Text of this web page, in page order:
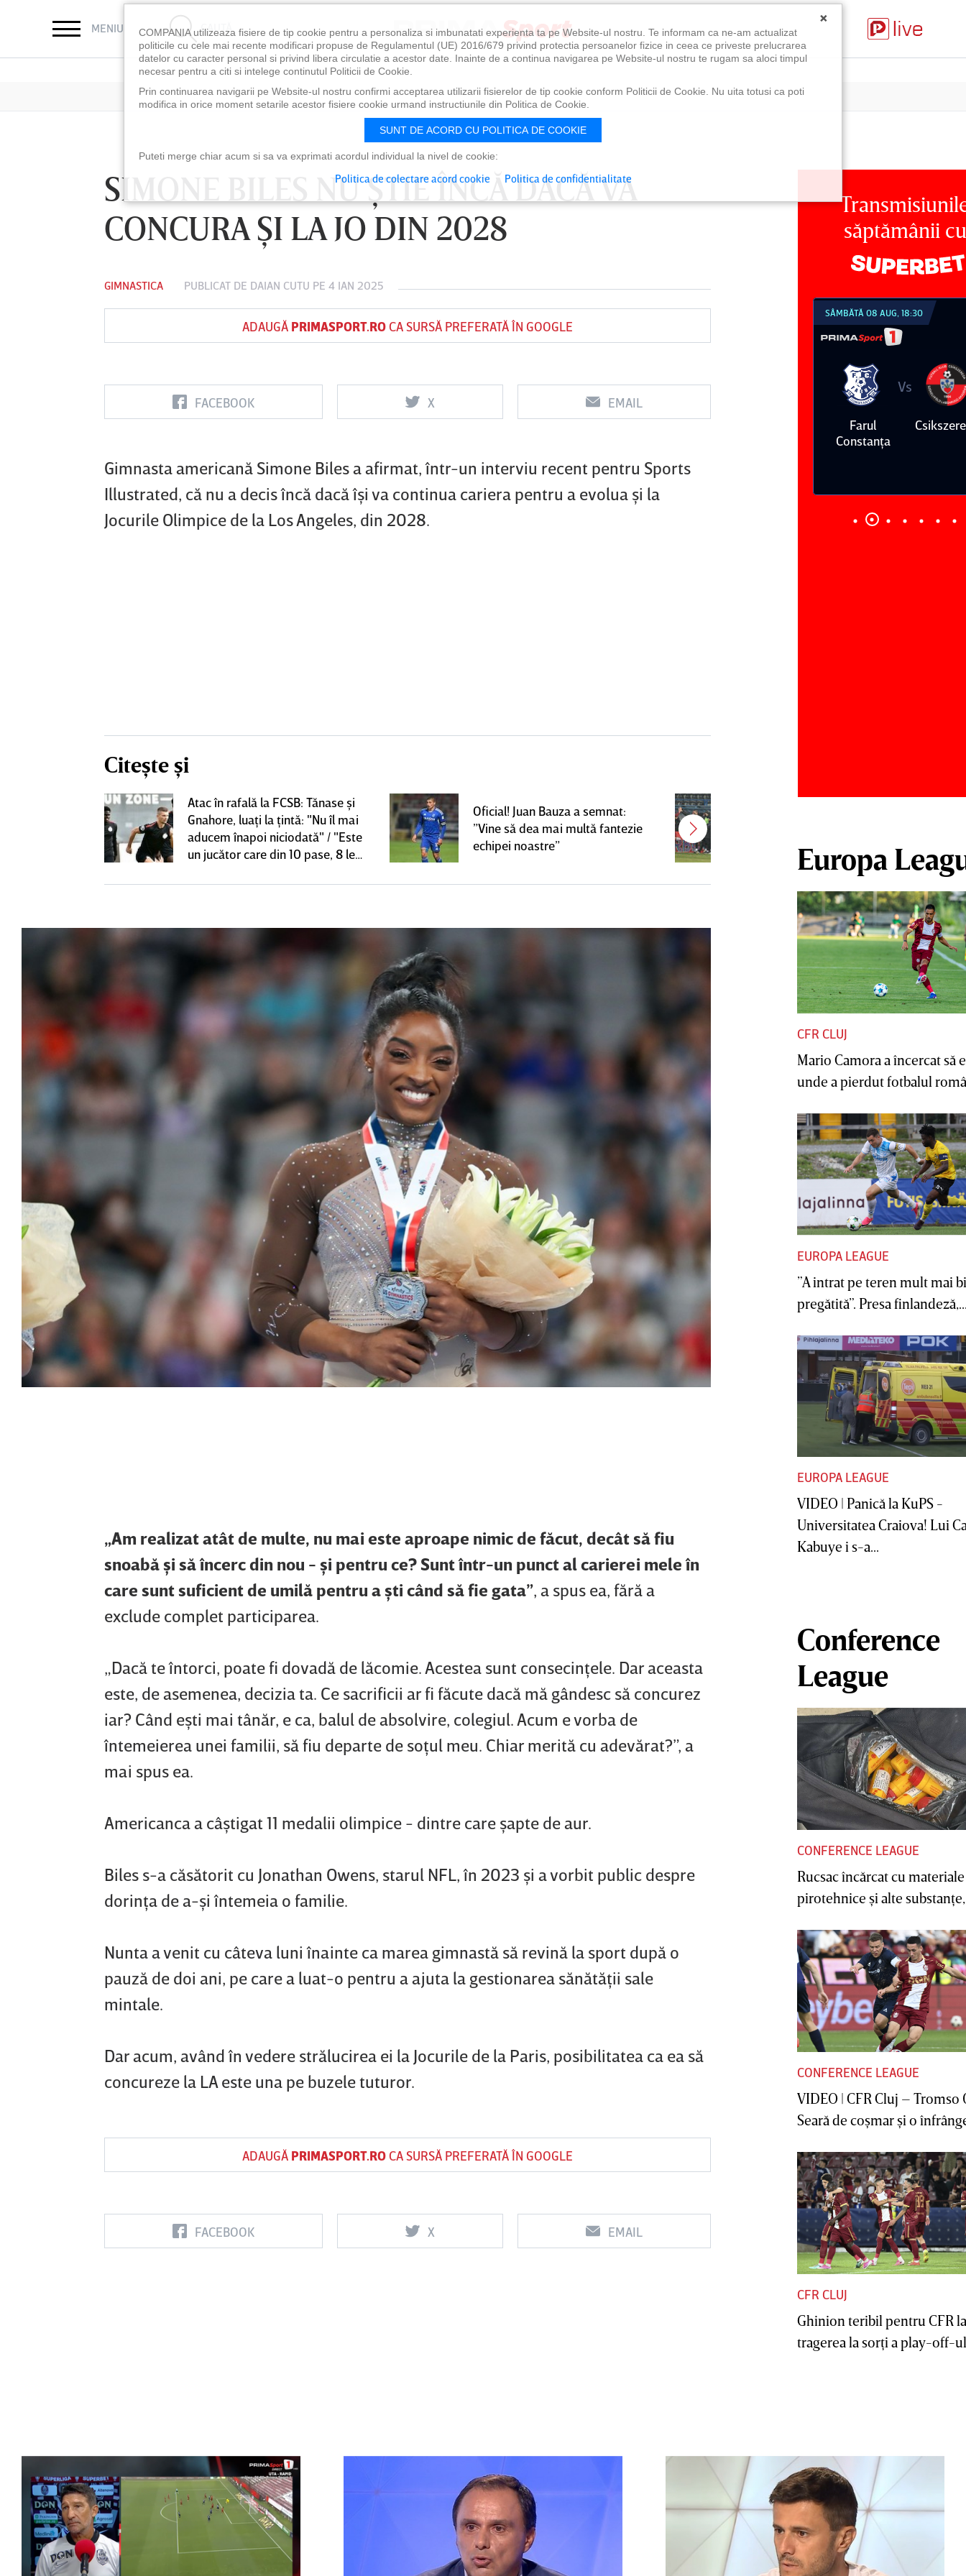
MENIU CAUTĂ
SIMONE BILES NU ŞTIE ÎNCĂ DACĂ VA
CONCURA ŞI LA JO DIN 2028
GIMNASTICA PUBLICAT DE DAIAN CUTU PE 4 IAN 2025
ADAUGĂ PRIMASPORT.ROCA SURSĂ PREFERATĂ ÎN GOOGLE
FACEBOOK X EMAIL
Gimnasta americană Simone Biles a afirmat, într-un interviu recent pentru Sports
Illustrated, că nu a decis încă dacă îşi va continua cariera pentru a evolua şi la
Jocurile Olimpice de la Los Angeles, din 2028.
Citește și
Atac în rafală la FCSB: Tănase şi
Gnahore, luaţi la ţintă: "Nu îl mai
aducem înapoi niciodată" / "Este
un jucător care din 10 pase, 8 le
Oficial! Juan Bauza a semnat:
”Vine să dea mai multă fantezie
echipei noastre”
Jucătorul dorit de Pancu în
„Am realizat atât de multe, nu mai este aproape nimic de făcut, decât să fiu
snoabă şi să încerc din nou - şi pentru ce? Sunt într-un punct al carierei mele în
care sunt suficient de umilă pentru a şti când să fie gata”, a spus ea, fără a
exclude complet participarea.
„Dacă te întorci, poate fi dovadă de lăcomie. Acestea sunt consecinţele. Dar aceasta
este, de asemenea, decizia ta. Ce sacrificii ar fi făcute dacă mă gândesc să concurez
iar? Când eşti mai tânăr, e ca, balul de absolvire, colegiul. Acum e vorba de
întemeierea unei familii, să fiu departe de soţul meu. Chiar merită cu adevărat?”, a
mai spus ea.
Americanca a câştigat 11 medalii olimpice - dintre care şapte de aur.
Biles s-a căsătorit cu Jonathan Owens, starul NFL, în 2023 şi a vorbit public despre
dorinţa de a-şi întemeia o familie.
Nunta a venit cu câteva luni înainte ca marea gimnastă să revină la sport după o
pauză de doi ani, pe care a luat-o pentru a ajuta la gestionarea sănătăţii sale
mintale.
Dar acum, având în vedere strălucirea ei la Jocurile de la Paris, posibilitatea ca ea să
concureze la LA este una pe buzele tuturor.
ADAUGĂ PRIMASPORT.ROCA SURSĂ PREFERATĂ ÎN GOOGLE
FACEBOOK X EMAIL
săptămânii cu
LUNI 10 AUG, 18:30
Vs
LUNI 10 AUG, 21:30
Vs
VINERI 07 AUG, 21:00
Vs
SÂMBĂTĂ 08 AUG, 18:30
Vs
SÂMBĂTĂ 08 AUG, 21:30
Dinamo
Vs
FC
Europa
CFR CLUJ
Mario Camora a încercat să
unde a pierdut fotbalul
EUROPA LEAGUE
”A intrat pe teren mult mai
pregătită”. Presa
EUROPA LEAGUE
VIDEO | Panică la KuPS -
Universitatea Craiova! Lui
Kabuye i s-a...
Conference
League
CONFERENCE LEAGUE
Rucsac încărcat cu materiale
pirotehnice şi alte substanţe,
CONFERENCE LEAGUE
VIDEO | CFR Cluj – Tromso
Seară de coşmar şi o
CFR CLUJ
Ghinion teribil pentru CFR la
tragerea la sorţi a play-off-
×
COMPANIA utilizeaza fisiere de tip cookie pentru a personaliza si imbunatati experienta ta pe Website-ul nostru. Te informam ca ne-am actualizat
politicile cu cele mai recente modificari propuse de Regulamentul (UE) 2016/679 privind protectia persoanelor fizice in ceea ce priveste prelucrarea
datelor cu caracter personal si privind libera circulatie a acestor date. Inainte de a continua navigarea pe Website-ul nostru te rugam sa aloci timpul
necesar pentru a citi si intelege continutul Politicii de Cookie.
Prin continuarea navigarii pe Website-ul nostru confirmi acceptarea utilizarii fisierelor de tip cookie conform Politicii de Cookie. Nu uita totusi ca poti
modifica in orice moment setarile acestor fisiere cookie urmand instructiunile din Politica de Cookie.
SUNT DE ACORD CU POLITICA DE COOKIE
Puteti merge chiar acum si sa va exprimati acordul individual la nivel de cookie:
Politica de colectare acord cookie Politica de confidentialitate